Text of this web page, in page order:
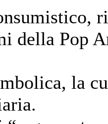
della Pop
la